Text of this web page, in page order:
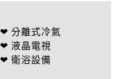
❤ 分離式冷氣
❤ 液晶電視
❤ 衛浴設備